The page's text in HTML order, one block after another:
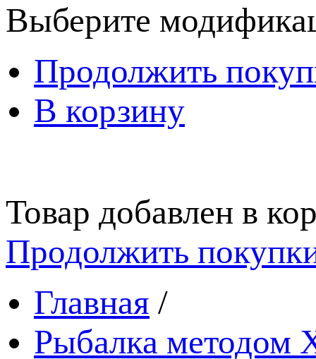
Выберите
Продолжить
В корзину
Товар добавлен в
Продолжить
Главная /
Рыбалка методом